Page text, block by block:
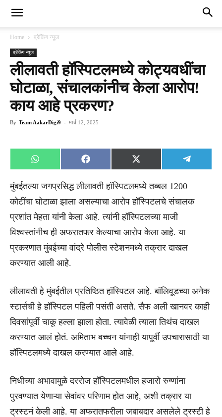
Home ब्रेकिंग न्यूज
ब्रेकिंग न्यूज
लीलावती हॉस्पिटलमध्ये कोट्यवधींचा
घोटाळा, संचालकांनीच केला आरोप!
काय आहे प्रकरण?
By Team AakarDigi9 - मार्च 12, 2025
Share
on
WhatsApp
Share
on
Facebook
Share
on
X
(Twitter)
Share
on
मुंबईतल्या जगप्रसिद्ध लीलावती हॉस्पिटलमध्ये तब्बल 1200
कोटींचा घोटाळा झाला असल्याचा आरोप हॉस्पिटलचे संचालक
प्रशांत मेहता यांनी केला आहे. त्यांनी हॉस्पिटलच्या माजी
विश्वस्तांनीच ही अफरातफर केल्याचा आरोप केला आहे. या
प्रकरणात मुंबईच्या वांद्रे पोलीस स्टेशनमध्ये तक्रार दाखल
करण्यात आली आहे.
लीलावती हे मुंबईतील प्रतिष्ठित हॉस्पिटल आहे. बॉलिवूडच्या अनेक
स्टार्सची हे हॉस्पिटल पहिली पसंती असते. सैफ अली खानवर काही
दिवसांपूर्वी चाकू हल्ला झाला होता. त्यावेळी त्याला तिथंच दाखल
करण्यात आलं होतं. अमिताभ बच्चन यांनाही यापूर्वी उपचारासाठी या
हॉस्पिटलमध्ये दाखल करण्यात आले आहे.
निधीच्या अभावामुळे दररोज हॉस्पिटलमधील हजारो रुग्णांना
पुरवण्यात येणाऱ्या सेवांवर परिणाम होत आहे, अशी तक्रार या
ट्रस्टनं केली आहे. या अफरातफरीला जबाबदार असलेले ट्रस्टी हे